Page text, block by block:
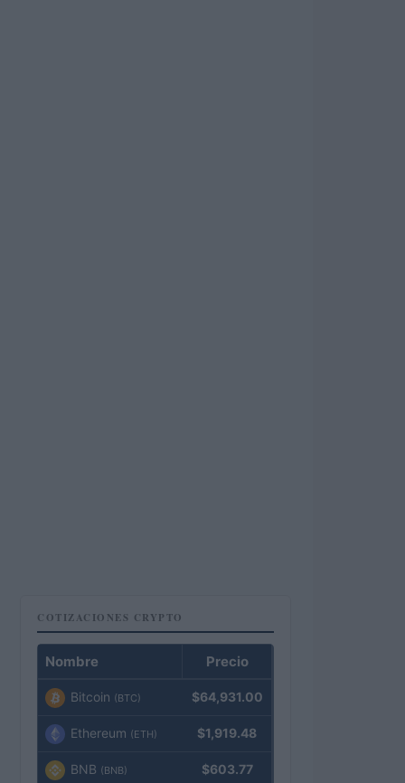
COTIZACIONES CRYPTO
Nombre Precio
Bitcoin (BTC) $64,931.00
Ethereum (ETH) $1,919.48
BNB (BNB) $603.77